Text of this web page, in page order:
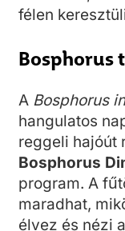
félen
Bosphorus
A Bosphorus
hangulatos
reggeli hajóút
Bosphorus
program. A
maradhat,
élvez és nézi